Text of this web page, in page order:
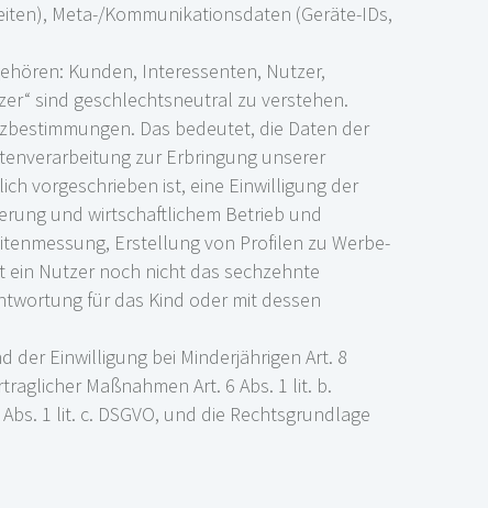
Meta-/Kommunikationsdaten (Geräte-IDs,
Kunden, Interessenten, Nutzer,
sind geschlechtsneutral zu verstehen.
Das bedeutet, die Daten der
zur Erbringung unserer
vorgeschrieben ist, eine Einwilligung der
und wirtschaftlichem Betrieb und
Erstellung von Profilen zu Werbe-
Nutzer noch nicht das sechzehnte
für das Kind oder mit dessen
der Einwilligung bei Minderjährigen Art. 8
Maßnahmen Art. 6 Abs. 1 lit. b.
1 lit. c. DSGVO, und die Rechtsgrundlage